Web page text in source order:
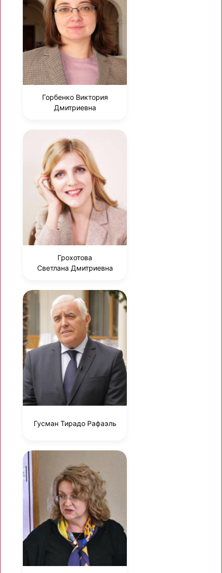
Горбенко Виктория
Дмитриевна
Грохотова
Светлана Дмитриевна
Гусман Тирадо Рафаэль